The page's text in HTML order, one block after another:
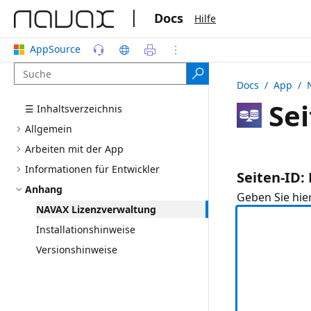
| Docs Hilfe
AppSource
☰ Inhaltsverzeichnis
Allgemein
Arbeiten mit der App
Informationen für Entwickler
Anhang
NAVAX Lizenzverwaltung
Installationshinweise
Versionshinweise
Docs / App /
Seiten-ID:
Geben Sie